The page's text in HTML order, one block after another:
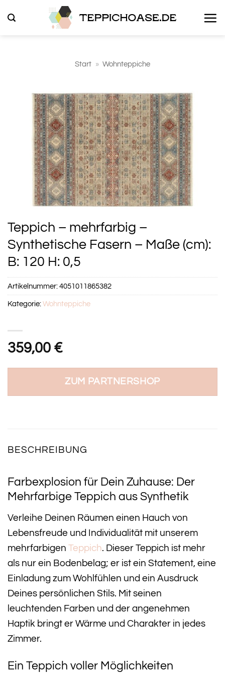
Inhalt
Start » Wohnteppiche
Teppich – mehrfarbig –
Synthetische Fasern – Maße (cm):
B: 120 H: 0,5
359,00 €
ZUM PARTNERSHOP
Artikelnummer:4051011865382
Kategorie:Wohnteppiche
BESCHREIBUNG
Farbexplosion für Dein Zuhause: Der
Mehrfarbige Teppich aus Synthetik
Verleihe Deinen Räumen einen Hauch von
Lebensfreude und Individualität mit unserem
mehrfarbigen Teppich. Dieser Teppich ist mehr
als nur ein Bodenbelag; er ist ein Statement, eine
Einladung zum Wohlfühlen und ein Ausdruck
Deines persönlichen Stils. Mit seinen
leuchtenden Farben und der angenehmen
Haptik bringt er Wärme und Charakter in jedes
Zimmer.
Ein Teppich voller Möglichkeiten